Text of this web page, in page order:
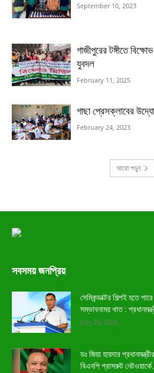
September 10, 2023
গাজীপুরের টঙ্গীতে
যুবদল
February 11, 2025
গাছা প্রেসক্লাবের
February 24, 2023
আরো পড়ুন
সবসময় জনপ্রিয়
সেমিকন্ডাক্টর শিল্পই হতে
সম্ভাবনাময় খাত :
July 26, 2026
ডঃ জিয়া হায়দার
বিএনপি গ্রাসরুট